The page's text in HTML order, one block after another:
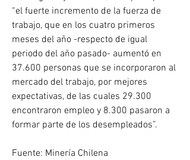
“el fuerte incremento de la fuerza de
trabajo, que en los cuatro primeros
meses del año -respecto de igual
periodo del año pasado- aumentó en
37.600 personas que se incorporaron al
mercado del trabajo, por mejores
expectativas, de las cuales 29.300
encontraron empleo y 8.300 pasaron a
formar parte de los desempleados”.
Fuente: Minería Chilena